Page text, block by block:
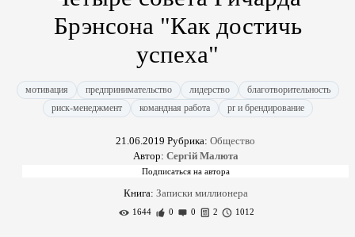
Брэнсона "Как достичь
успеха"
мотивация предпринимательство лидерство
благотворительность
риск-менеджмент
командная работа pr и брендирование
21.06.2019 Рубрика: Общество
Автор: Сергій Малюта
Книга: Записки миллионера
1644 0 0 2 1012